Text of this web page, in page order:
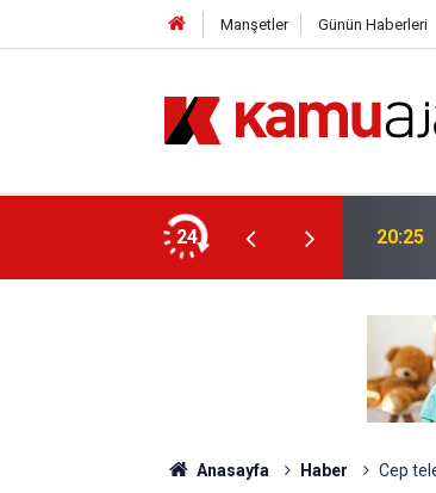
Manşetler Günün Haberleri
24 20:25
Anasayfa Haber Cep